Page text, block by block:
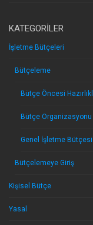
KATEGORILER
İşletme Bütçeleri
Bütçeleme
Bütçe Öncesi
Bütçe Organizasyonu
Genel İşletme Bütçesi
Bütçelemeye Giriş
Kişisel Bütçe
Yasal